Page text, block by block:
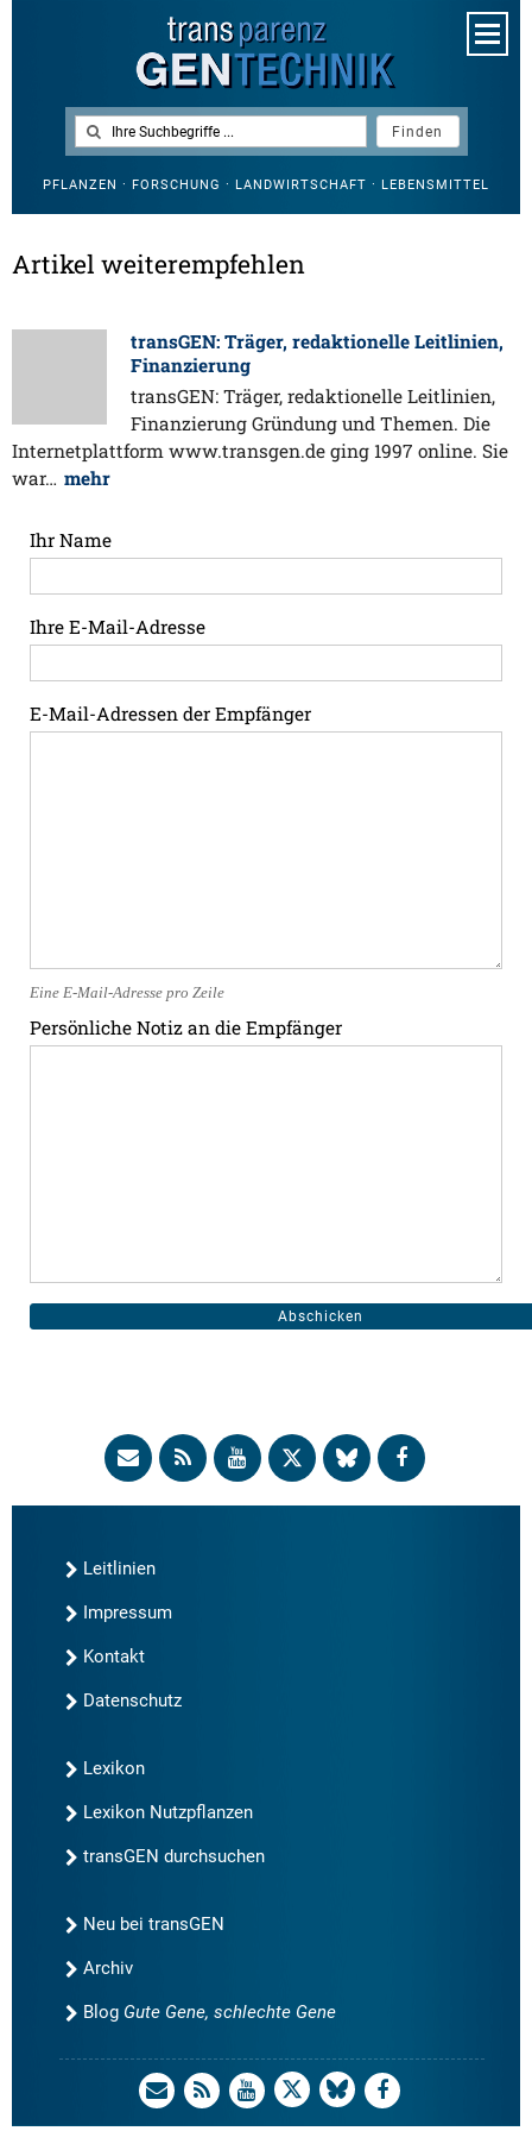
PFLANZEN · FORSCHUNG · LANDWIRTSCHAFT · LEBENSMITTEL
Artikel weiterempfehlen
transGEN: Träger, redaktionelle Leitlinien,
Finanzierung
transGEN: Träger, redaktionelle Leitlinien,
Finanzierung Gründung und Themen. Die
Internetplattform www.transgen.de ging 1997 online. Sie
war… mehr
Ihr Name
Ihre E-Mail-Adresse
E-Mail-Adressen der Empfänger
Eine E-Mail-Adresse pro Zeile
Persönliche Notiz an die Empfänger
Leitlinien
Impressum
Kontakt
Datenschutz
Lexikon
Lexikon Nutzpflanzen
transGEN durchsuchen
Neu bei transGEN
Archiv
Blog Gute Gene, schlechte Gene